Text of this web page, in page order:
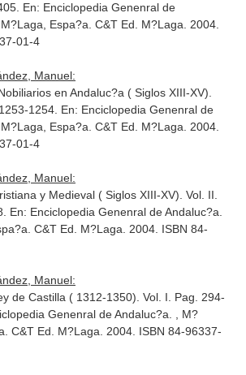
En: Enciclopedia Genenral de
M?Laga, Espa?a. C&T Ed. M?Laga. 2004.
01-4
Manuel:
en Andaluc?a ( Siglos XIII-XV).
1254. En: Enciclopedia Genenral de
M?Laga, Espa?a. C&T Ed. M?Laga. 2004.
01-4
Manuel:
y Medieval ( Siglos XIII-XV). Vol. II.
En: Enciclopedia Genenral de Andaluc?a
C&T Ed. M?Laga. 2004. ISBN 84-
Manuel:
de Castilla ( 1312-1350). Vol. I. Pag. 294-
Genenral de Andaluc?a . , M?
C&T Ed. M?Laga. 2004. ISBN 84-96337-